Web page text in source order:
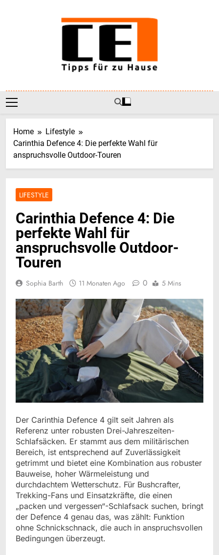
CE-1
Home
Lifestyle
Carinthia Defence 4: Die perfekte Wahl für
anspruchsvolle Outdoor-Touren
LIFESTYLE
Carinthia Defence 4: Die
perfekte Wahl für
anspruchsvolle Outdoor-
Touren
Sophia Barth 11 Monaten Ago 0 5 Mins
Der Carinthia Defence 4 gilt seit Jahren als
Referenz unter robusten Drei-Jahreszeiten-
Schlafsäcken. Er stammt aus dem militärischen
Bereich, ist entsprechend auf Zuverlässigkeit
getrimmt und bietet eine Kombination aus robuster
Bauweise, hoher Wärmeleistung und
durchdachtem Wetterschutz. Für Bushcrafter,
Trekking-Fans und Einsatzkräfte, die einen
„packen und vergessen“-Schlafsack suchen, bringt
der Defence 4 genau das, was zählt: Funktion
ohne Schnickschnack, die auch in anspruchsvollen
Bedingungen überzeugt.